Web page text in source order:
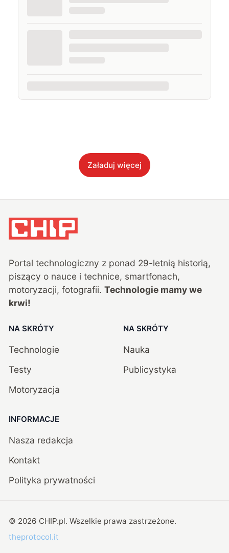
Załaduj więcej
Portal technologiczny z ponad 29-letnią historią,
piszący o nauce i technice, smartfonach,
motoryzacji, fotografii. Technologie mamy we
krwi!
NA SKRÓTY
Technologie
Testy
Motoryzacja
NA SKRÓTY
Nauka
Publicystyka
INFORMACJE
Nasza redakcja
Kontakt
Polityka prywatności
© 2026 CHIP.pl. Wszelkie prawa zastrzeżone.
theprotocol.it